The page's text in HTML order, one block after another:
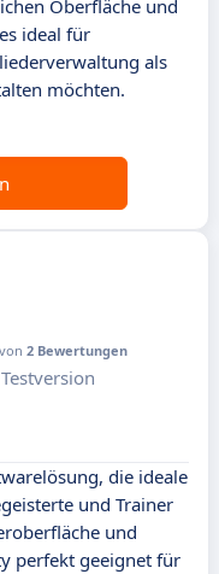
Oberfläche und
ideal für
als
möchten.
2 Bewertungen
die ideale
und Trainer
und
perfekt geeignet für